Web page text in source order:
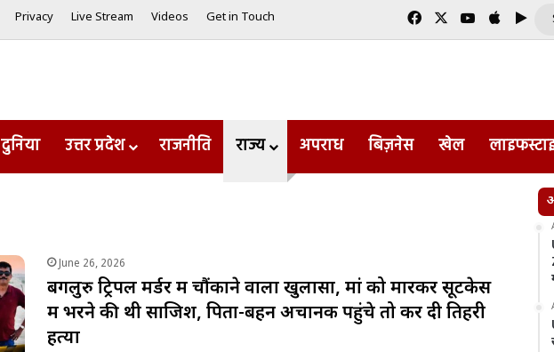
Privacy Live Stream Videos Get in Touch FacebookYouTube
Apple
दुनिया उत्तर प्रदेश राजनीति राज्य अपराध बिज़नेस खेल
June 26, 2026
बेंगलुरु ट्रिपल मर्डर में चौंकाने वाला खुलासा, मां को मारकर सूटकेस
में भरने की थी साजिश, पिता-बहन अचानक पहुंचे तो कर दी तिहरी
हत्या